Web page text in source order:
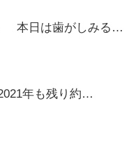
本日は歯がしみる…
年も残り約…